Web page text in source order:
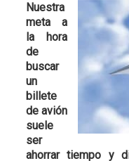
Nuestra
meta a
la hora
de
buscar
un
billete
de avión
suele
ser
ahorrar tiempo y